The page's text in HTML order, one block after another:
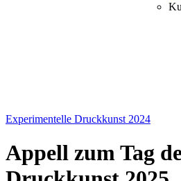
Experimentelle Druckkunst 2024
Appell zum Tag